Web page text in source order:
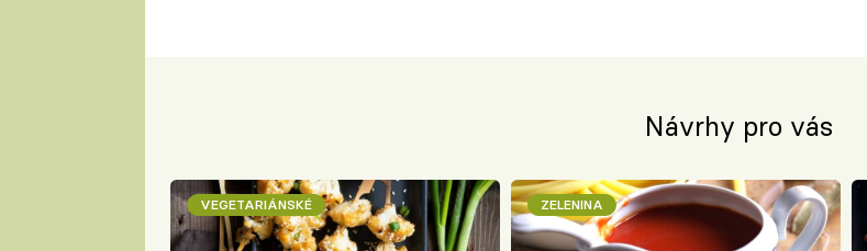
Návrhy pro vás
VEGETARIÁNSKÉ ZELENINA